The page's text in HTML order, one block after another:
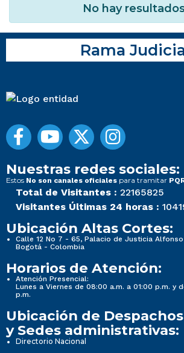
No hay
Rama
Nuestras redes sociales:
Estos No son canales oficiales para tramitar
Total de Visitantes : 22165825
Visitantes Últimas 24 horas :
Ubicación Altas Cortes:
Calle 12 No 7 - 65, Palacio de Justicia Alfonso
Bogotá - Colombia
Horarios de Atención:
Atención Presencial:
Lunes a Viernes de 08:00 a.m. a 01:00 p.m. y
p.m.
Ubicación de
y Sedes administrativas:
Directorio Nacional